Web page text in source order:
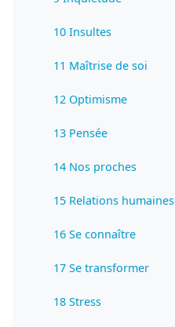
10 Insultes
11 Maîtrise de soi
12 Optimisme
13 Pensée
14 Nos proches
15 Relations humaines
16 Se connaître
17 Se transformer
18 Stress